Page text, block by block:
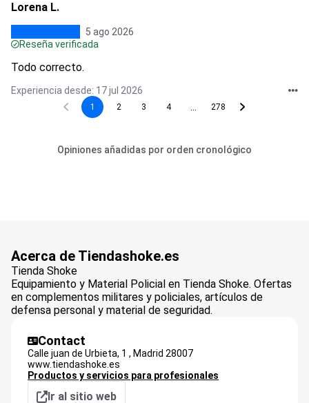
Lorena L.
5 ago 2026
Reseña verificada
Todo correcto.
Experiencia desde: 17 jul 2026
1 2 3 4 278
Opiniones añadidas por orden cronológico
Acerca de Tiendashoke.es
Tienda Shoke
Equipamiento y Material Policial en Tienda Shoke. Ofertas
en complementos militares y policiales, artículos de
defensa personal y material de seguridad.
Contact
Calle juan de Urbieta, 1 , Madrid 28007
www.tiendashoke.es
Productos y servicios para profesionales
Ir al sitio web